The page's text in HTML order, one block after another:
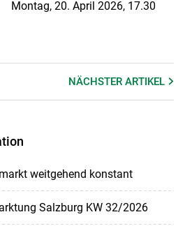
20. April 2026, 17.30
NÄCHSTERARTIKEL
weitgehend konstant
Salzburg KW 32/2026